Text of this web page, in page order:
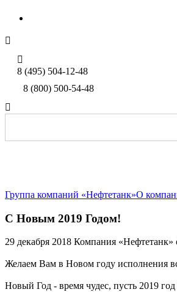


8 (495) 504-12-48
8 (800) 500-54-48

Группа компаний «Нефтетанк»О
С Новым 2019 Годом!
29 декабря 2018 Компания «Нефтетанк»
Желаем Вам в Новом году исполнения
Новый Год - время чудес, пусть 2019